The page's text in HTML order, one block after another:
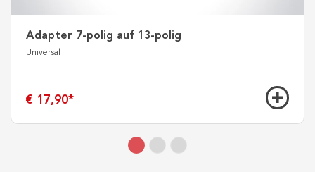
Adapter 7-polig auf 13-polig
Universal
€ 17,90*